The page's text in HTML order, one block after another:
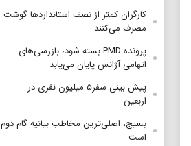
کارگران کمتر از نصف استانداردها گوشت
مصرف می‌کنند
پرونده PMD بسته شود، بازرسی‌های
اتهامی آژانس پایان می‌یابد
پیش بینی سفر۵ میلیون نفری در
اربعین
بسیج، اصلی‌ترین مخاطب بیانیه گام دوم
است